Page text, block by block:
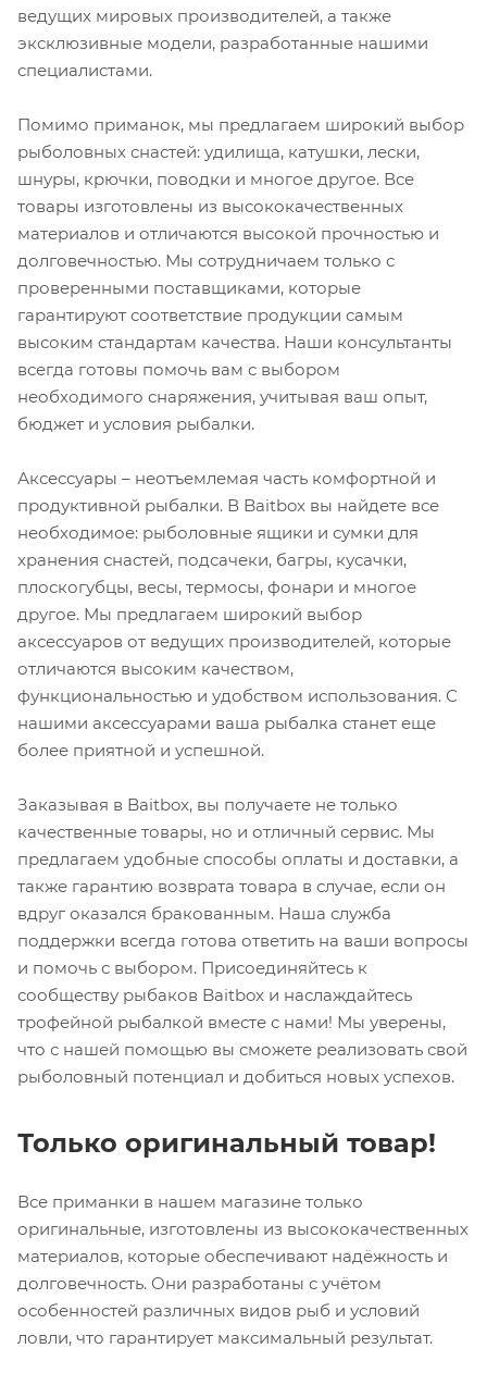
ведущих мировых производителей, а также
эксклюзивные модели, разработанные нашими
специалистами.
Помимо приманок, мы предлагаем широкий выбор
рыболовных снастей: удилища, катушки, лески,
шнуры, крючки, поводки и многое другое. Все
товары изготовлены из высококачественных
материалов и отличаются высокой прочностью и
долговечностью. Мы сотрудничаем только с
проверенными поставщиками, которые
гарантируют соответствие продукции самым
высоким стандартам качества. Наши консультанты
всегда готовы помочь вам с выбором
необходимого снаряжения, учитывая ваш опыт,
бюджет и условия рыбалки.
Аксессуары – неотъемлемая часть комфортной и
продуктивной рыбалки. В Baitbox вы найдете все
необходимое: рыболовные ящики и сумки для
хранения снастей, подсачеки, багры, кусачки,
плоскогубцы, весы, термосы, фонари и многое
другое. Мы предлагаем широкий выбор
аксессуаров от ведущих производителей, которые
отличаются высоким качеством,
функциональностью и удобством использования. С
нашими аксессуарами ваша рыбалка станет еще
более приятной и успешной.
Заказывая в Baitbox, вы получаете не только
качественные товары, но и отличный сервис. Мы
предлагаем удобные способы оплаты и доставки, а
также гарантию возврата товара в случае, если он
вдруг оказался бракованным. Наша служба
поддержки всегда готова ответить на ваши вопросы
и помочь с выбором. Присоединяйтесь к
сообществу рыбаков Baitbox и наслаждайтесь
трофейной рыбалкой вместе с нами! Мы уверены,
что с нашей помощью вы сможете реализовать свой
рыболовный потенциал и добиться новых успехов.
Только оригинальный товар!
Все приманки в нашем магазине только
оригинальные, изготовлены из высококачественных
материалов, которые обеспечивают надёжность и
долговечность. Они разработаны с учётом
особенностей различных видов рыб и условий
ловли, что гарантирует максимальный результат.